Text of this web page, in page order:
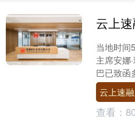
当地时间
主席安娜
巴已致函
丁美洲和
国际社会
云上速融
查看：